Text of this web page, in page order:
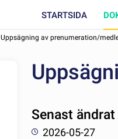
STARTSIDA
Uppsägning av prenumeration/
Senast ändrat
2026-05-27